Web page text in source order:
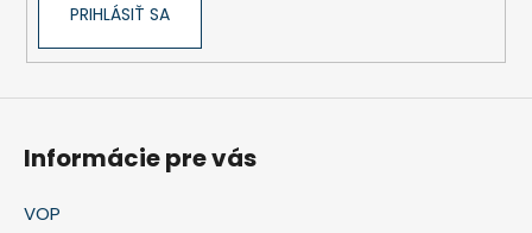
PRIHLÁSIŤ SA
Informácie pre vás
VOP